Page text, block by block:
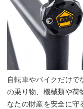
自転車やバイクだけ
の乗り物、機械類や荷
なたの財産を安全に守